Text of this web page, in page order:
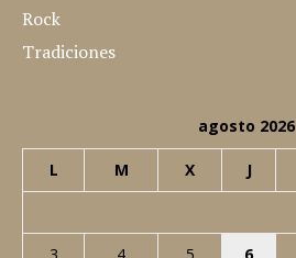
Rock
Tradiciones
agosto 2026
L M X J